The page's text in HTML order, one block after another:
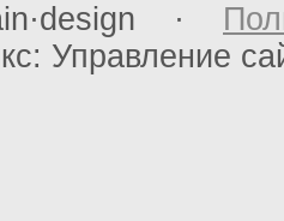
·
Управление